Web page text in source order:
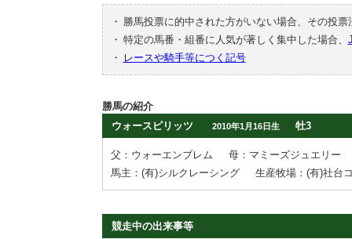
・
勝馬投票に的中された方がいない場合、その投
・ 特定の馬番・組番に人気が著しく集中した場合、
・
レースや騎手等につく記号
勝馬の紹介
ウォースピリッツ
2010年1月16日生 牡3
父：ウォーエンブレム
母：マミーズジュエリー
馬主：(有)シルクレーシング
生産牧場：(有)社台
競走中の出来事等